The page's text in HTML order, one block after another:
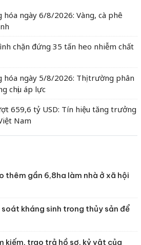
hóa ngày 6/8/2026: Vàng, cà phê
chặn đứng 35 tấn heo nhiễm chất
hóa ngày 5/8/2026: Thị trường phân
chịu áp lực
659,6 tỷ USD: Tín hiệu tăng trưởng
Nam
thêm gần 6,8ha làm nhà ở xã hội
kháng sinh trong thủy sản để
kiếm, trao trả hồ sơ, kỷ vật của